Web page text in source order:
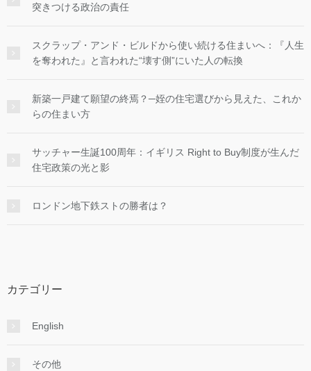
突きつける政治の責任
スクラップ・アンド・ビルドから使い続ける住まいへ：『人生
を奪われた』と言われた“壊す側”にいた人の転換
新築一戸建て願望の終焉？─姪の住宅選びから見えた、これか
らの住まい方
サッチャー生誕100周年：イギリス Right to Buy制度が生んだ
住宅政策の光と影
ロンドン地下鉄ストの勝者は？
カテゴリー
English
その他